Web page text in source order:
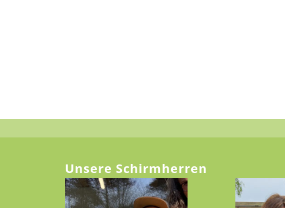
Unsere Schirmherren